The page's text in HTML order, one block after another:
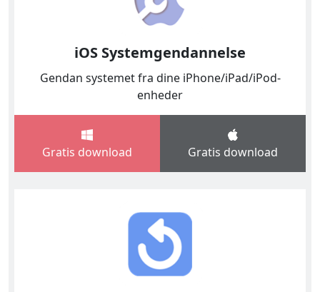
iOS Systemgendannelse
Gendan systemet fra dine iPhone/iPad/iPod-
enheder
Gratis download Gratis download